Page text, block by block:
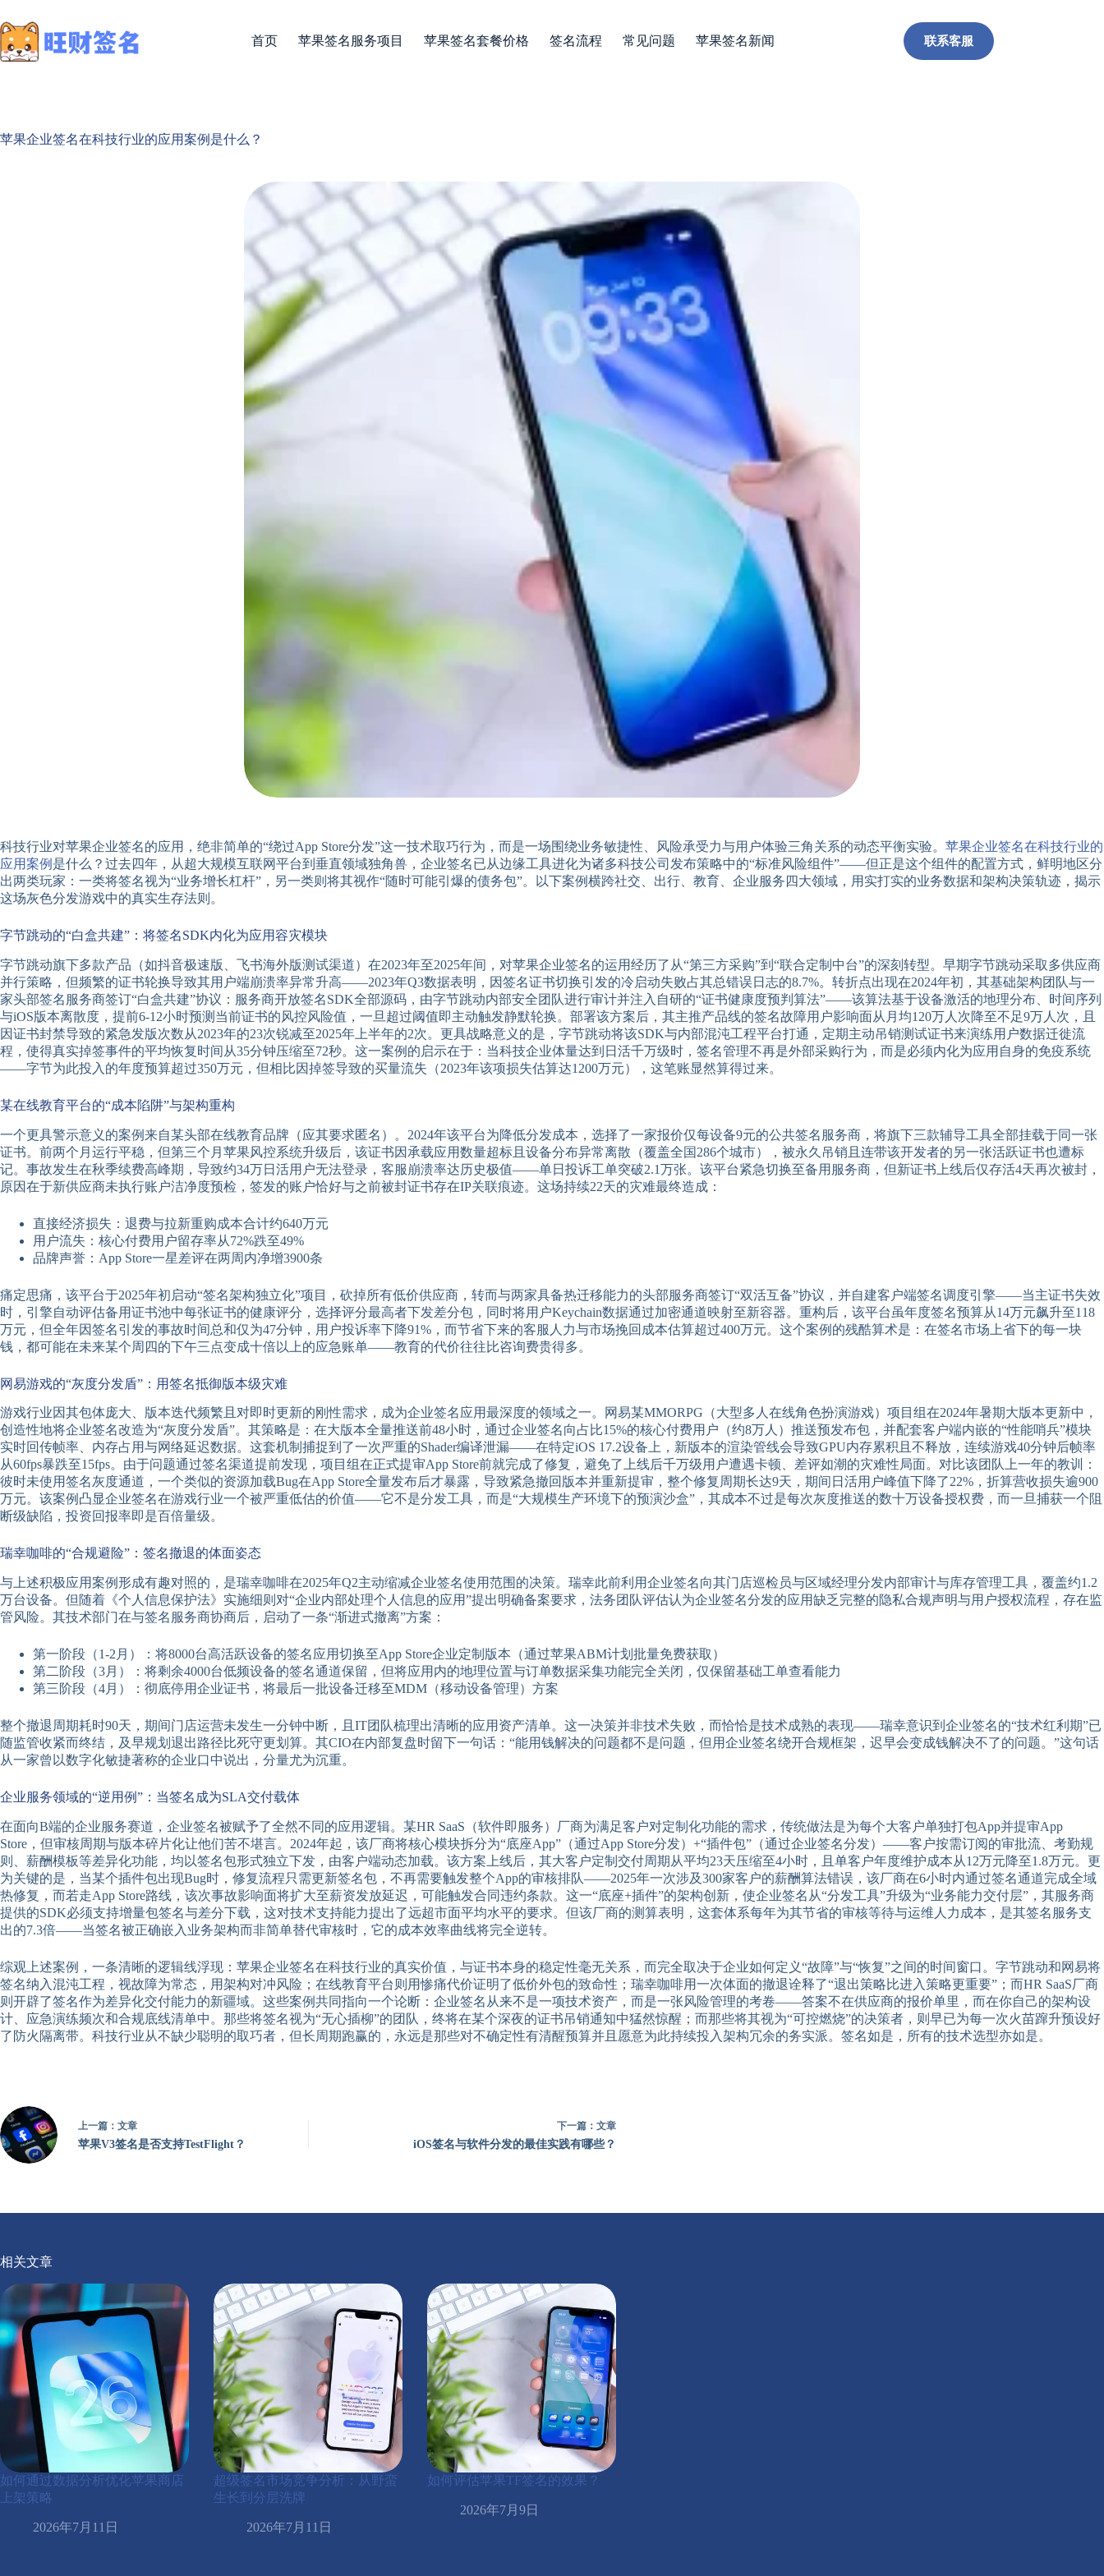
首页 苹果签名服务项目 苹果签名套餐价格 签名流程 常见问题 苹果签名新闻 联系客服
苹果企业签名在科技行业的应用案例是什么？
科技行业对苹果企业签名的应用，绝非简单的“绕过App Store分发”这一技术取巧行为，而是一场围绕业务敏捷性、风险承受力与用户体验三角关系的动态平衡实验。 苹果企业签名在科技行业的
应用案例 是什么？过去四年，从超大规模互联网平台到垂直领域独角兽，企业签名已从边缘工具进化为诸多科技公司发布策略中的“标准风险组件”——但正是这个组件的配置方式，鲜明地区分
出两类玩家：一类将签名视为“业务增长杠杆”，另一类则将其视作“随时可能引爆的债务包”。以下案例横跨社交、出行、教育、企业服务四大领域，用实打实的业务数据和架构决策轨迹，揭示
这场灰色分发游戏中的真实生存法则。
字节跳动的“白盒共建”：将签名SDK内化为应用容灾模块
字节跳动旗下多款产品（如抖音极速版、飞书海外版测试渠道）在2023年至2025年间，对苹果企业签名的运用经历了从“第三方采购”到“联合定制中台”的深刻转型。早期字节跳动采取多供应商
并行策略，但频繁的证书轮换导致其用户端崩溃率异常升高——2023年Q3数据表明，因签名证书切换引发的冷启动失败占其总错误日志的8.7%。转折点出现在2024年初，其基础架构团队与一
家头部签名服务商签订“白盒共建”协议：服务商开放签名SDK全部源码，由字节跳动内部安全团队进行审计并注入自研的“证书健康度预判算法”——该算法基于设备激活的地理分布、时间序列
与iOS版本离散度，提前6-12小时预测当前证书的风控风险值，一旦超过阈值即主动触发静默轮换。部署该方案后，其主推产品线的签名故障用户影响面从月均120万人次降至不足9万人次，且
因证书封禁导致的紧急发版次数从2023年的23次锐减至2025年上半年的2次。更具战略意义的是，字节跳动将该SDK与内部混沌工程平台打通，定期主动吊销测试证书来演练用户数据迁徙流
程，使得真实掉签事件的平均恢复时间从35分钟压缩至72秒。这一案例的启示在于：当科技企业体量达到日活千万级时，签名管理不再是外部采购行为，而是必须内化为应用自身的免疫系统
——字节为此投入的年度预算超过350万元，但相比因掉签导致的买量流失（2023年该项损失估算达1200万元），这笔账显然算得过来。
某在线教育平台的“成本陷阱”与架构重构
一个更具警示意义的案例来自某头部在线教育品牌（应其要求匿名）。2024年该平台为降低分发成本，选择了一家报价仅每设备9元的公共签名服务商，将旗下三款辅导工具全部挂载于同一张
证书。前两个月运行平稳，但第三个月苹果风控系统升级后，该证书因承载应用数量超标且设备分布异常离散（覆盖全国286个城市），被永久吊销且连带该开发者的另一张活跃证书也遭标
记。事故发生在秋季续费高峰期，导致约34万日活用户无法登录，客服崩溃率达历史极值——单日投诉工单突破2.1万张。该平台紧急切换至备用服务商，但新证书上线后仅存活4天再次被封，
原因在于新供应商未执行账户洁净度预检，签发的账户恰好与之前被封证书存在IP关联痕迹。这场持续22天的灾难最终造成：
直接经济损失：退费与拉新重购成本合计约640万元
用户流失：核心付费用户留存率从72%跌至49%
品牌声誉：App Store一星差评在两周内净增3900条
痛定思痛，该平台于2025年初启动“签名架构独立化”项目，砍掉所有低价供应商，转而与两家具备热迁移能力的头部服务商签订“双活互备”协议，并自建客户端签名调度引擎——当主证书失效
时，引擎自动评估备用证书池中每张证书的健康评分，选择评分最高者下发差分包，同时将用户Keychain数据通过加密通道映射至新容器。重构后，该平台虽年度签名预算从14万元飙升至118
万元，但全年因签名引发的事故时间总和仅为47分钟，用户投诉率下降91%，而节省下来的客服人力与市场挽回成本估算超过400万元。这个案例的残酷算术是：在签名市场上省下的每一块
钱，都可能在未来某个周四的下午三点变成十倍以上的应急账单——教育的代价往往比咨询费贵得多。
网易游戏的“灰度分发盾”：用签名抵御版本级灾难
游戏行业因其包体庞大、版本迭代频繁且对即时更新的刚性需求，成为企业签名应用最深度的领域之一。网易某MMORPG（大型多人在线角色扮演游戏）项目组在2024年暑期大版本更新中，
创造性地将企业签名改造为“灰度分发盾”。其策略是：在大版本全量推送前48小时，通过企业签名向占比15%的核心付费用户（约8万人）推送预发布包，并配套客户端内嵌的“性能哨兵”模块
实时回传帧率、内存占用与网络延迟数据。这套机制捕捉到了一次严重的Shader编译泄漏——在特定iOS 17.2设备上，新版本的渲染管线会导致GPU内存累积且不释放，连续游戏40分钟后帧率
从60fps暴跌至15fps。由于问题通过签名渠道提前发现，项目组在正式提审App Store前就完成了修复，避免了上线后千万级用户遭遇卡顿、差评如潮的灾难性局面。对比该团队上一年的教训：
彼时未使用签名灰度通道，一个类似的资源加载Bug在App Store全量发布后才暴露，导致紧急撤回版本并重新提审，整个修复周期长达9天，期间日活用户峰值下降了22%，折算营收损失逾900
万元。该案例凸显企业签名在游戏行业一个被严重低估的价值——它不是分发工具，而是“大规模生产环境下的预演沙盒”，其成本不过是每次灰度推送的数十万设备授权费，而一旦捕获一个阻
断级缺陷，投资回报率即是百倍量级。
瑞幸咖啡的“合规避险”：签名撤退的体面姿态
与上述积极应用案例形成有趣对照的，是瑞幸咖啡在2025年Q2主动缩减企业签名使用范围的决策。瑞幸此前利用企业签名向其门店巡检员与区域经理分发内部审计与库存管理工具，覆盖约1.2
万台设备。但随着《个人信息保护法》实施细则对“企业内部处理个人信息的应用”提出明确备案要求，法务团队评估认为企业签名分发的应用缺乏完整的隐私合规声明与用户授权流程，存在监
管风险。其技术部门在与签名服务商协商后，启动了一条“渐进式撤离”方案：
第一阶段（1-2月）：将8000台高活跃设备的签名应用切换至App Store企业定制版本（通过苹果ABM计划批量免费获取）
第二阶段（3月）：将剩余4000台低频设备的签名通道保留，但将应用内的地理位置与订单数据采集功能完全关闭，仅保留基础工单查看能力
第三阶段（4月）：彻底停用企业证书，将最后一批设备迁移至MDM（移动设备管理）方案
整个撤退周期耗时90天，期间门店运营未发生一分钟中断，且IT团队梳理出清晰的应用资产清单。这一决策并非技术失败，而恰恰是技术成熟的表现——瑞幸意识到企业签名的“技术红利期”已
随监管收紧而终结，及早规划退出路径比死守更划算。其CIO在内部复盘时留下一句话：“能用钱解决的问题都不是问题，但用企业签名绕开合规框架，迟早会变成钱解决不了的问题。”这句话
从一家曾以数字化敏捷著称的企业口中说出，分量尤为沉重。
企业服务领域的“逆用例”：当签名成为SLA交付载体
在面向B端的企业服务赛道，企业签名被赋予了全然不同的应用逻辑。某HR SaaS（软件即服务）厂商为满足客户对定制化功能的需求，传统做法是为每个大客户单独打包App并提审App
Store，但审核周期与版本碎片化让他们苦不堪言。2024年起，该厂商将核心模块拆分为“底座App”（通过App Store分发）+“插件包”（通过企业签名分发）——客户按需订阅的审批流、考勤规
则、薪酬模板等差异化功能，均以签名包形式独立下发，由客户端动态加载。该方案上线后，其大客户定制交付周期从平均23天压缩至4小时，且单客户年度维护成本从12万元降至1.8万元。更
为关键的是，当某个插件包出现Bug时，修复流程只需更新签名包，不再需要触发整个App的审核排队——2025年一次涉及300家客户的薪酬算法错误，该厂商在6小时内通过签名通道完成全域
热修复，而若走App Store路线，该次事故影响面将扩大至薪资发放延迟，可能触发合同违约条款。这一“底座+插件”的架构创新，使企业签名从“分发工具”升级为“业务能力交付层”，其服务商
提供的SDK必须支持增量包签名与差分下载，这对技术支持能力提出了远超市面平均水平的要求。但该厂商的测算表明，这套体系每年为其节省的审核等待与运维人力成本，是其签名服务支
出的7.3倍——当签名被正确嵌入业务架构而非简单替代审核时，它的成本效率曲线将完全逆转。
综观上述案例，一条清晰的逻辑线浮现：苹果企业签名在科技行业的真实价值，与证书本身的稳定性毫无关系，而完全取决于企业如何定义“故障”与“恢复”之间的时间窗口。字节跳动和网易将
签名纳入混沌工程，视故障为常态，用架构对冲风险；在线教育平台则用惨痛代价证明了低价外包的致命性；瑞幸咖啡用一次体面的撤退诠释了“退出策略比进入策略更重要”；而HR SaaS厂商
则开辟了签名作为差异化交付能力的新疆域。这些案例共同指向一个论断：企业签名从来不是一项技术资产，而是一张风险管理的考卷——答案不在供应商的报价单里，而在你自己的架构设
计、应急演练频次和合规底线清单中。那些将签名视为“无心插柳”的团队，终将在某个深夜的证书吊销通知中猛然惊醒；而那些将其视为“可控燃烧”的决策者，则早已为每一次火苗蹿升预设好
了防火隔离带。科技行业从不缺少聪明的取巧者，但长周期跑赢的，永远是那些对不确定性有清醒预算并且愿意为此持续投入架构冗余的务实派。签名如是，所有的技术选型亦如是。
上一篇： 文章
苹果V3签名是否支持TestFlight？
下一篇： 文章
iOS签名与软件分发的最佳实践有哪些？
相关文章
如何通过数据分析优化苹果商店
上架策略
2026年7月11日
超级签名市场竞争分析：从野蛮
生长到分层洗牌
2026年7月11日
如何评估苹果TF签名的效果？
2026年7月9日